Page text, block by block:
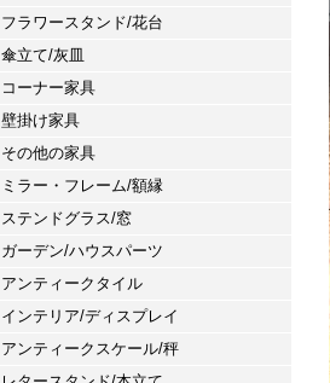
フラワースタンド/花台
傘立て/灰皿
コーナー家具
壁掛け家具
その他の家具
ミラー・フレーム/額縁
ステンドグラス/窓
ガーデン/ハウスパーツ
アンティークタイル
インテリア/ディスプレイ
アンティークスケール/秤